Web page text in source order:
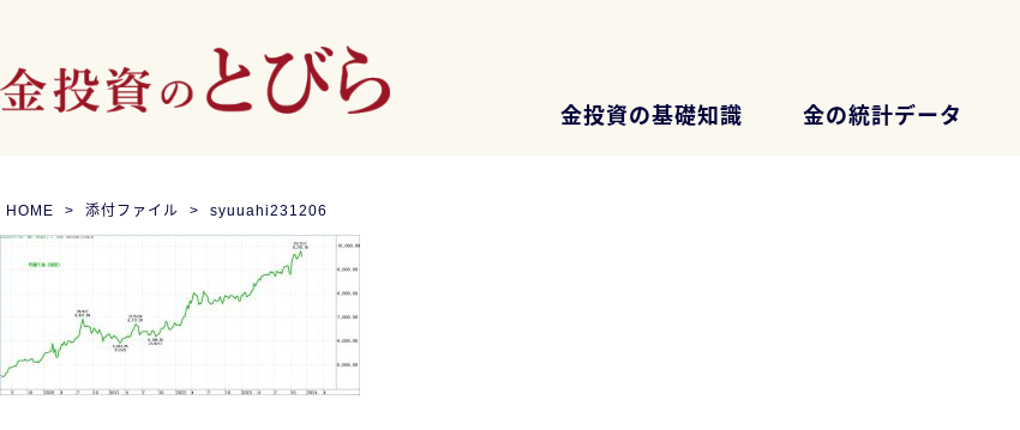
金投資の基礎知識 金の統計データ
HOME 添付ファイル syuuahi231206